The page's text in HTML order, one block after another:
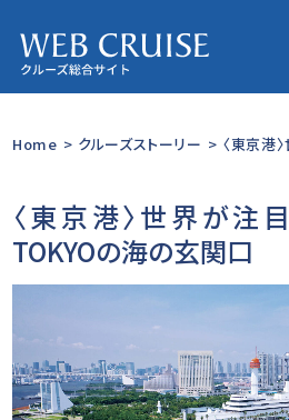
Home > クルーズストーリー > 〈東京港
〈東京港〉世界が注
TOKYOの海の玄関口